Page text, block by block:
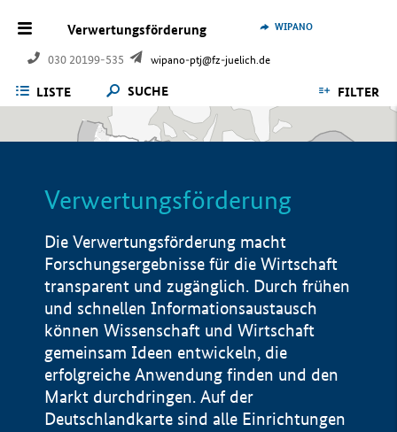
Verwertungsförderung
030 20199-535 wipano-ptj@fz-juelich.de
WIPANO
LISTE SUCHE FILTER
Verwertungsförderung
Die Verwertungsförderung macht
Forschungsergebnisse für die Wirtschaft
transparent und zugänglich. Durch frühen
und schnellen Informationsaustausch
können Wissenschaft und Wirtschaft
gemeinsam Ideen entwickeln, die
erfolgreiche Anwendung finden und den
Markt durchdringen. Auf der
Deutschlandkarte sind alle Einrichtungen